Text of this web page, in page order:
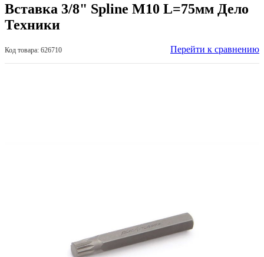
Вставка 3/8" Spline М10 L=75мм Дело
Техники
Код товара: 626710 Перейти к сравнению